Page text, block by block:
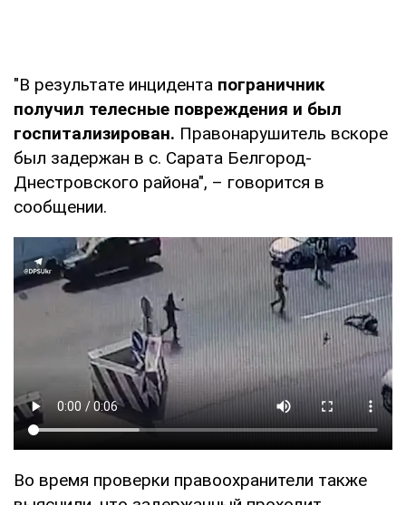
"В результате инцидента пограничник
получил телесные повреждения и был
госпитализирован. Правонарушитель вскоре
был задержан в с. Сарата Белгород-
Днестровского района", – говорится в
сообщении.
Во время проверки правоохранители также